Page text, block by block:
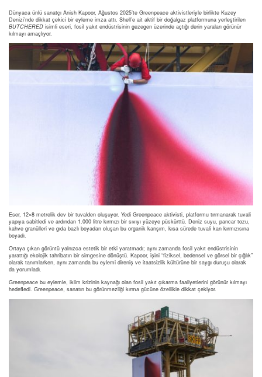
Dünyaca ünlü sanatçı Anish Kapoor, Ağustos 2025’te Greenpeace aktivistleriyle birlikte Kuzey
Denizi’nde dikkat çekici bir eyleme imza attı. Shell’e ait aktif bir doğalgaz platformuna yerleştirilen
BUTCHERED isimli eseri, fosil yakıt endüstrisinin gezegen üzerinde açtığı derin yaraları görünür
kılmayı amaçlıyor.
Eser, 12×8 metrelik dev bir tuvalden oluşuyor. Yedi Greenpeace aktivisti, platformu tırmanarak tuvali
yapıya sabitledi ve ardından 1.000 litre kırmızı bir sıvıyı yüzeye püskürttü. Deniz suyu, pancar tozu,
kahve granülleri ve gıda bazlı boyadan oluşan bu organik karışım, kısa sürede tuvali kan kırmızısına
boyadı.
Ortaya çıkan görüntü yalnızca estetik bir etki yaratmadı; aynı zamanda fosil yakıt endüstrisinin
yarattığı ekolojik tahribatın bir simgesine dönüştü. Kapoor, işini “fiziksel, bedensel ve görsel bir çığlık”
olarak tanımlarken, aynı zamanda bu eylemi direniş ve itaatsizlik kültürüne bir saygı duruşu olarak
da yorumladı.
Greenpeace bu eylemle, iklim krizinin kaynağı olan fosil yakıt çıkarma faaliyetlerini görünür kılmayı
hedefledi. Greenpeace, sanatın bu görünmezliği kırma gücüne özellikle dikkat çekiyor.